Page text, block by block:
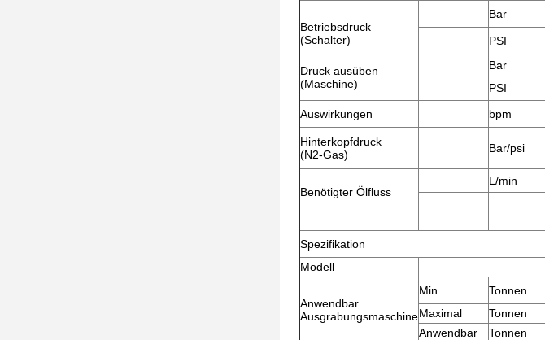
Betriebsdruck
(Schalter)
Bar
PSI
Druck ausüben
(Maschine)
Bar
PSI
Auswirkungen
bpm
Hinterkopfdruck
(N2-Gas)
Bar/psi
Benötigter Ölfluss
L/min
Spezifikation
Modell
Anwendbar
Ausgrabungsmaschine
Min. Tonnen
Maximal
Tonnen
Anwendbar
Tonnen